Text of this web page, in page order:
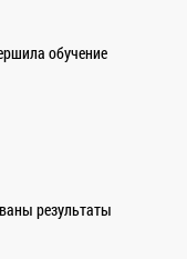
обучение
результаты